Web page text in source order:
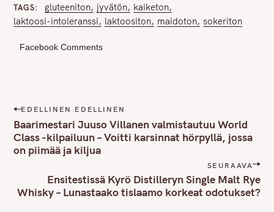
TAGS gluteeniton jyvätön
kaiketon
laktoosi-intoleranssi
laktoositon maidoton sokeriton
Facebook Comments
P
o
s
t
v
EDELLINEN EDELLINEN
Baarimestari Juuso Villanen valmistautuu World
Class -kilpailuun – Voitti karsinnat hörpyllä, jossa
on piimää ja kiljua
SEURAAVA
Ensitestissä Kyrö Distilleryn Single Malt Rye
Whisky – Lunastaako tislaamo korkeat odotukset?